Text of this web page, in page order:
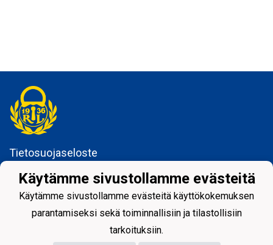
Tietosuojaseloste
Rauman Lukko ry
Kuninkaankatu 3
26100 Rauma
Käytämme sivustollamme evästeitä
Käytämme sivustollamme evästeitä käyttökokemuksen
parantamiseksi sekä toiminnallisiin ja tilastollisiin
tarkoituksiin.